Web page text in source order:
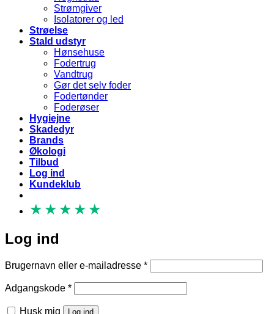
Strømgiver
Isolatorer og led
Strøelse
Stald udstyr
Hønsehuse
Fodertrug
Vandtrug
Gør det selv foder
Fodertønder
Foderøser
Hygiejne
Skadedyr
Brands
Økologi
Tilbud
Log ind
Kundeklub
★ ★ ★ ★ ★
Log ind
Brugernavn eller e-mailadresse *Påkrævet
Adgangskode *Påkrævet
Husk mig Log ind